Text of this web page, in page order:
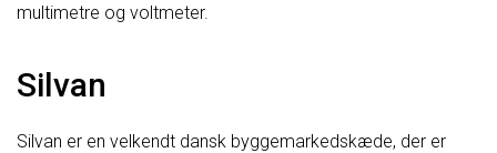
multimetre og voltmeter.
Silvan
Silvan er en velkendt dansk byggemarkedskæde, der er